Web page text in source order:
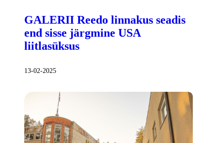
GALERII Reedo linnakus seadis
end sisse järgmine USA
liitlasüksus
13-02-2025